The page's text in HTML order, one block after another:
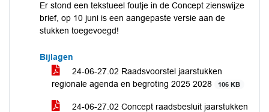
Er stond een tekstueel foutje in de Concept zienswijze
brief, op 10 juni is een aangepaste versie aan de
stukken toegevoegd!
Bijlagen
24-06-27.02 Raadsvoorstel jaarstukken
regionale agenda en begroting 2025 2028
106 KB
24-06-27.02 Concept raadsbesluit jaarstukken